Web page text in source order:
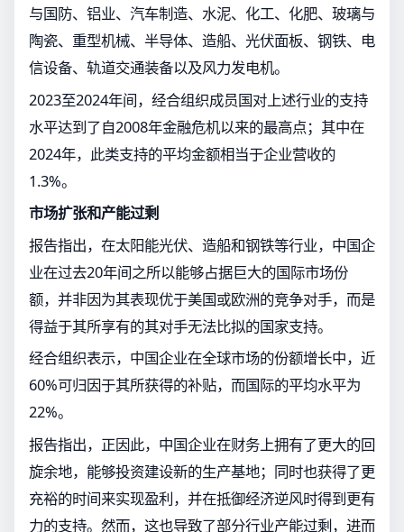
与国防、铝业、汽车制造、水泥、化工、化肥、玻璃与
陶瓷、重型机械、半导体、造船、光伏面板、钢铁、电
信设备、轨道交通装备以及风力发电机。
2023至2024年间，经合组织成员国对上述行业的支持
水平达到了自2008年金融危机以来的最高点；其中在
2024年，此类支持的平均金额相当于企业营收的
1.3%。
市场扩张和产能过剩
报告指出，在太阳能光伏、造船和钢铁等行业，中国企
业在过去20年间之所以能够占据巨大的国际市场份
额，并非因为其表现优于美国或欧洲的竞争对手，而是
得益于其所享有的其对手无法比拟的国家支持。
经合组织表示，中国企业在全球市场的份额增长中，近
60%可归因于其所获得的补贴，而国际的平均水平为
22%。
报告指出，正因此，中国企业在财务上拥有了更大的回
旋余地，能够投资建设新的生产基地；同时也获得了更
充裕的时间来实现盈利，并在抵御经济逆风时得到更有
力的支持。然而，这也导致了部分行业产能过剩，进而